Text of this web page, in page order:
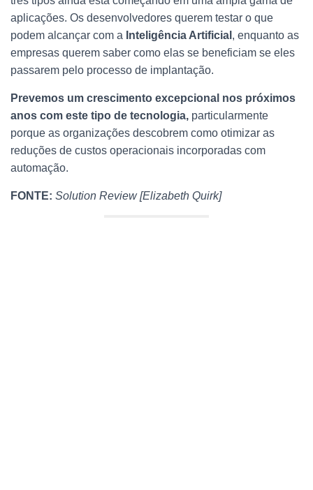
aplicações. Os desenvolvedores querem testar o que
podem alcançar com a Inteligência Artificial , enquanto as
empresas querem saber como elas se beneficiam se eles
passarem pelo processo de implantação.
Prevemos um crescimento excepcional nos próximos
anos com este tipo de tecnologia, particularmente
porque as organizações descobrem como otimizar as
reduções de custos operacionais incorporadas com
automação.
FONTE: Solution Review [Elizabeth Quirk]